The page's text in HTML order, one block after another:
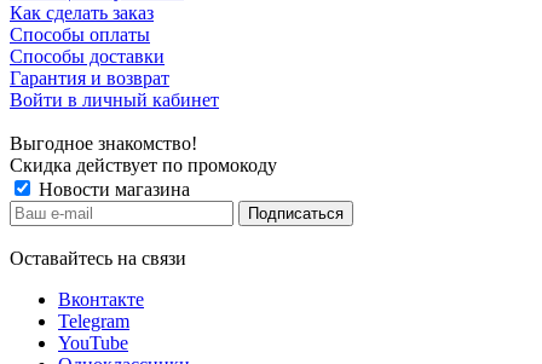
Как сделать заказ
Способы оплаты
Способы доставки
Гарантия и возврат
Войти в личный кабинет
Выгодное знакомство!
Скидка действует по промокоду
Новости магазина
Оставайтесь на связи
Вконтакте
Telegram
YouTube